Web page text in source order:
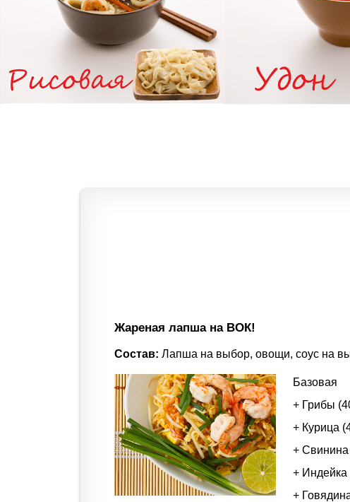
Жареная лапша на ВОК!
Состав: Лапша на выбор, овощи, соус на
Базовая
+ Грибы
+ Курица
+ Свинина
+ Индейка
+